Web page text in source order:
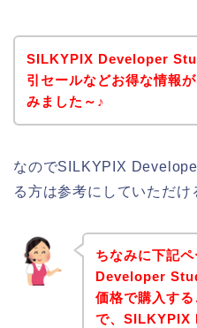
SILKYPIX Developer
引セールなどお得な情報
みました～♪
なのでSILKYPIX
る方は参考にしていただけ
ちなみに下記
Developer
価格で購入す
で、